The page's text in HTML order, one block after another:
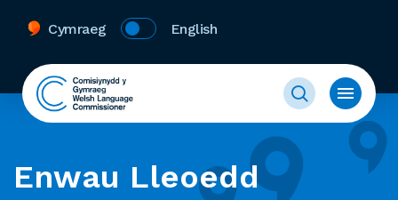
Cymraeg English
Enwau Lleoedd